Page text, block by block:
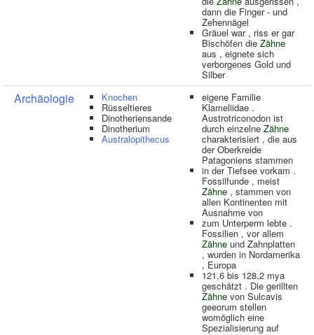
dann die Finger - und
Zehennägel
Gräuel war , riss er gar
Bischöfen die Zähne
aus , eignete sich
verborgenes Gold und
Silber
Archäologie Knochen
Rüsseltieres
Dinotheriensande
Dinotherium
Australopithecus
eigene Familie
Klameliidae .
Austrotriconodon ist
durch einzelne Zähne
charakterisiert , die aus
der Oberkreide
Patagoniens stammen
in der Tiefsee vorkam .
Fossilfunde , meist
Zähne , stammen von
allen Kontinenten mit
Ausnahme von
zum Unterperm lebte .
Fossilien , vor allem
Zähne und Zahnplatten
, wurden in Nordamerika
, Europa
121,6 bis 128,2 mya
geschätzt . Die gerillten
Zähne von Sulcavis
geeorum stellen
womöglich eine
Spezialisierung auf